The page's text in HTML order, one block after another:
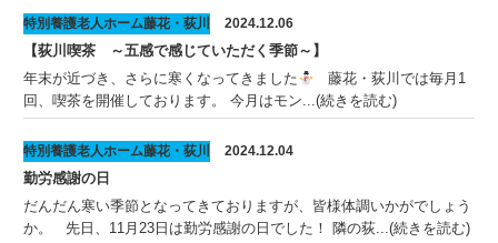
特別養護老人ホーム藤花・荻川 2024.12.06
【荻川喫茶 ～五感で感じていただく季節～】
年末が近づき、さらに寒くなってきました
藤花・荻川では毎月1
回、喫茶を開催しております。 今月はモン...(続きを読む)
特別養護老人ホーム藤花・荻川 2024.12.04
勤労感謝の日
だんだん寒い季節となってきておりますが、皆様体調いかがでしょう
か。 先日、11月23日は勤労感謝の日でした！ 隣の荻...(続きを読む)